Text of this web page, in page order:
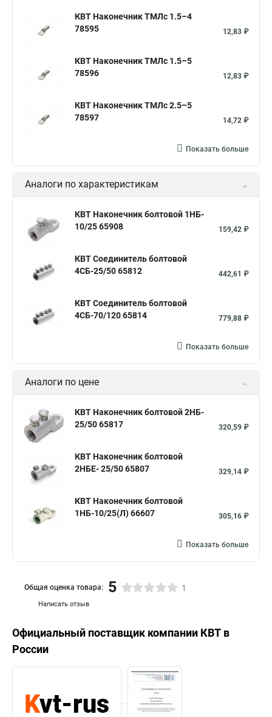
КВТ Наконечник ТМЛс 1.5–4
78595
12,83 ₽
КВТ Наконечник ТМЛс 1.5–5
78596
12,83 ₽
КВТ Наконечник ТМЛс 2.5–5
78597
14,72 ₽
Показать больше
Аналоги по характеристикам
КВТ Наконечник болтовой 1НБ-
10/25 65908
159,42 ₽
КВТ Соединитель болтовой
4СБ-25/50 65812
442,61 ₽
КВТ Соединитель болтовой
4СБ-70/120 65814
779,88 ₽
Показать больше
Аналоги по цене
КВТ Наконечник болтовой 2НБ-
25/50 65817
320,59 ₽
КВТ Наконечник болтовой
2НБЕ- 25/50 65807
329,14 ₽
КВТ Наконечник болтовой
1НБ-10/25(Л) 66607
305,16 ₽
Показать больше
Написать отзыв
Общая оценка товара: 5 1
Официальный поставщик компании КВТ в
России